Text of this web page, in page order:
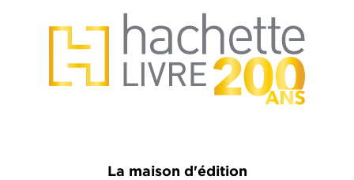
La maison d'édition